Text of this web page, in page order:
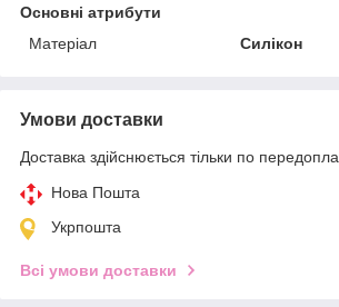
Основні атрибути
Матеріал
Силікон
Умови доставки
Доставка здійснюється тільки по
Нова Пошта
Укрпошта
Всі умови доставки